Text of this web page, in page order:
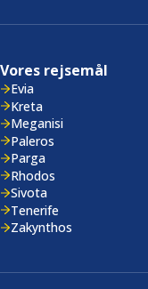
Vores rejsemål
Evia
Kreta
Meganisi
Paleros
Parga
Rhodos
Sivota
Tenerife
Zakynthos